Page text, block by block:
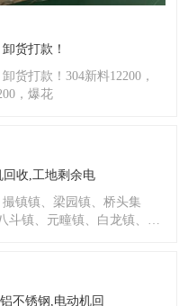
货打款！
货打款！304新料12200，
，爆花
收,工地剩余电
镇镇、梁园镇、桥头集
镇、元疃镇、白龙镇、包
不锈钢,电动机回